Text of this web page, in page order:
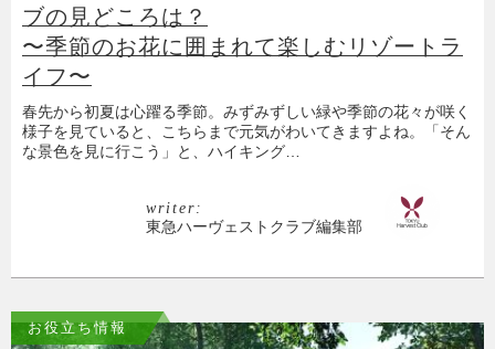
ブの見どころは？
〜季節のお花に囲まれて楽しむリゾートラ
イフ〜
春先から初夏は心躍る季節。みずみずしい緑や季節の花々が咲く
様子を見ていると、こちらまで元気がわいてきますよね。「そん
な景色を見に行こう」と、ハイキング…
writer:
東急ハーヴェストクラブ編集部
お役立ち情報